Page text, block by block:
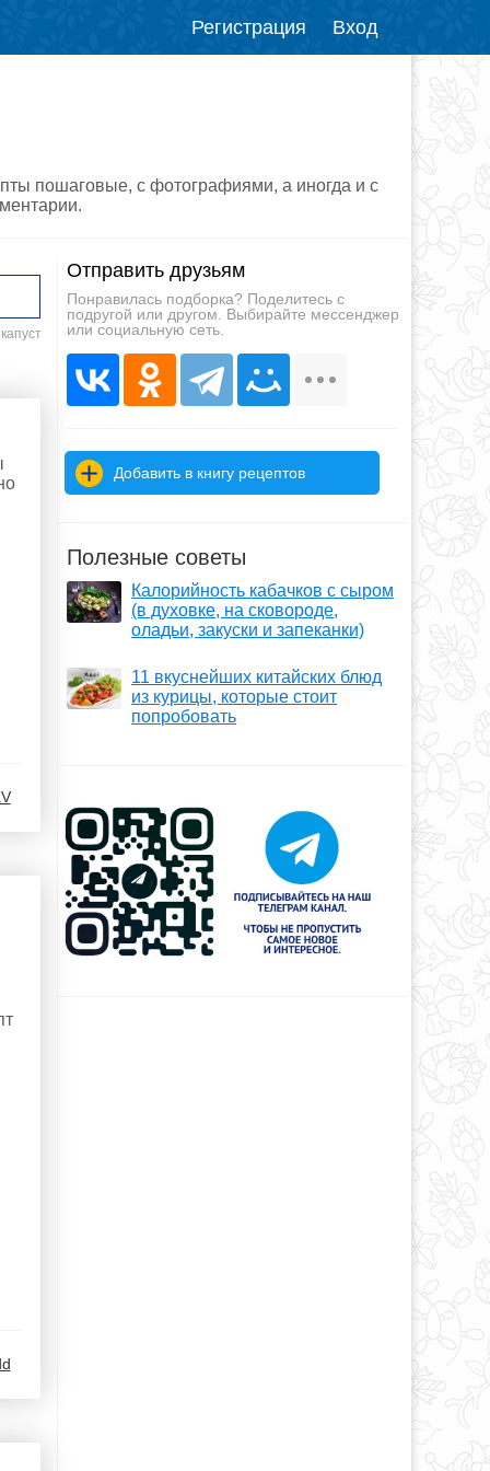
Регистрация Вход
пошаговые, с фотографиями, а иногда и с
Отправить друзьям
Понравилась подборка? Поделитесь с
подругой или другом. Выбирайте мессенджер
или социальную сеть.
Добавить в книгу рецептов
Полезные советы
Калорийность кабачков с сыром
(в духовке, на сковороде,
оладьи, закуски и запеканки)
11 вкуснейших китайских блюд
из курицы, которые стоит
попробовать